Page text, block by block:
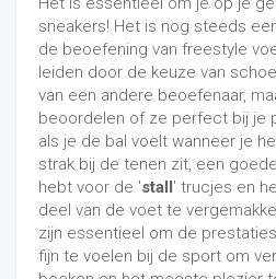
sneakers! Het is nog steeds
de beoefening van freestyle
leiden door de keuze van
van een andere beoefenaar,
beoordelen of ze perfect bij je
als je de bal voelt wanneer je
strak bij de tenen zit, een
hebt voor de 'stall' trucjes en
deel van de voet te
zijn essentieel om de
fijn te voelen bij de sport om